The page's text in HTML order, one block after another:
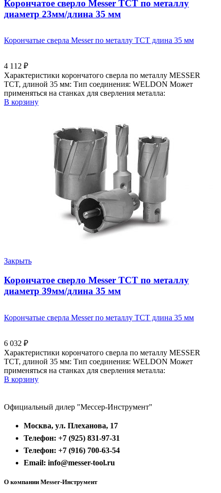
Корончатое сверло Messer ТСТ по металлу
диаметр 23мм/длина 35 мм
Корончатые сверла Messer по металлу ТСТ длина 35 мм
4 112 ₽
Характеристики корончатого сверла по металлу MESSER
TCT, длиной 35 мм: Тип соединения: WELDON Может
применяться на станках для сверления металла:
В корзину
Закрыть
Корончатое сверло Messer ТСТ по металлу
диаметр 39мм/длина 35 мм
Корончатые сверла Messer по металлу ТСТ длина 35 мм
6 032 ₽
Характеристики корончатого сверла по металлу MESSER
TCT, длиной 35 мм: Тип соединения: WELDON Может
применяться на станках для сверления металла:
В корзину
Официальный дилер "Мессер-Инструмент"
Москва, ул. Плеханова, 17
Телефон: +7 (925) 831-97-31
Телефон: +7 (916) 700-63-54
Email: info@messer-tool.ru
О компании Messer-Инструмент